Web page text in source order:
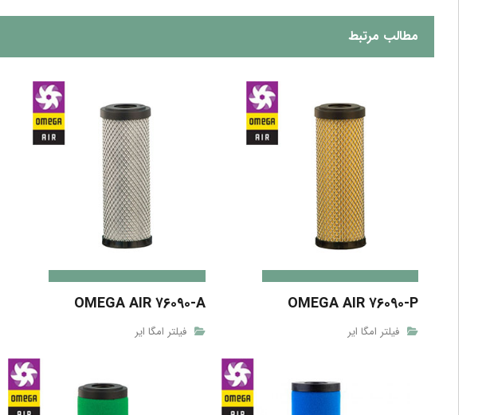
مطالب مرتبط
OMEGA AIR ۷۶۰۹۰-P
فیلتر امگا ایر
OMEGA AIR ۷۶۰۹۰-A
فیلتر امگا ایر